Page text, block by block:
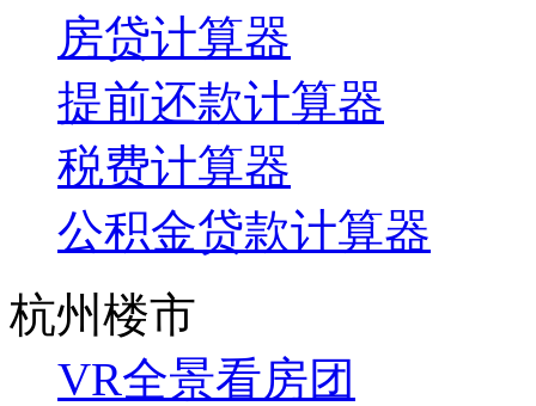
房贷计算器
提前还款计算器
税费计算器
公积金贷款计算器
杭州楼市
VR全景看房团